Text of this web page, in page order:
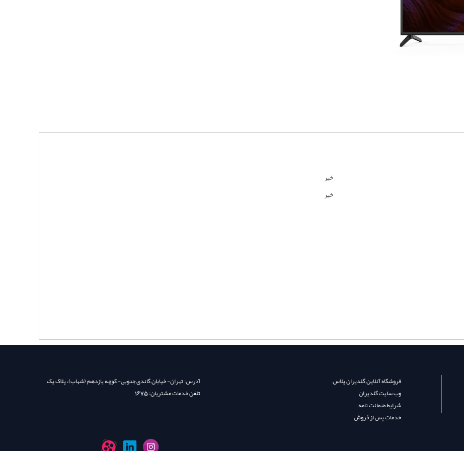
خیر
خیر
فروشگاه آنلاین گلدیران پلاس
وب سایت گلدیران
شرایط ضمانت نامه
خدمات پس از فروش
آدرس: تهران- خیابان گاندی جنوبی- کوچه یازدهم (شهاب)، پلاک یک
تلفن خدمات مشتریان: 1675